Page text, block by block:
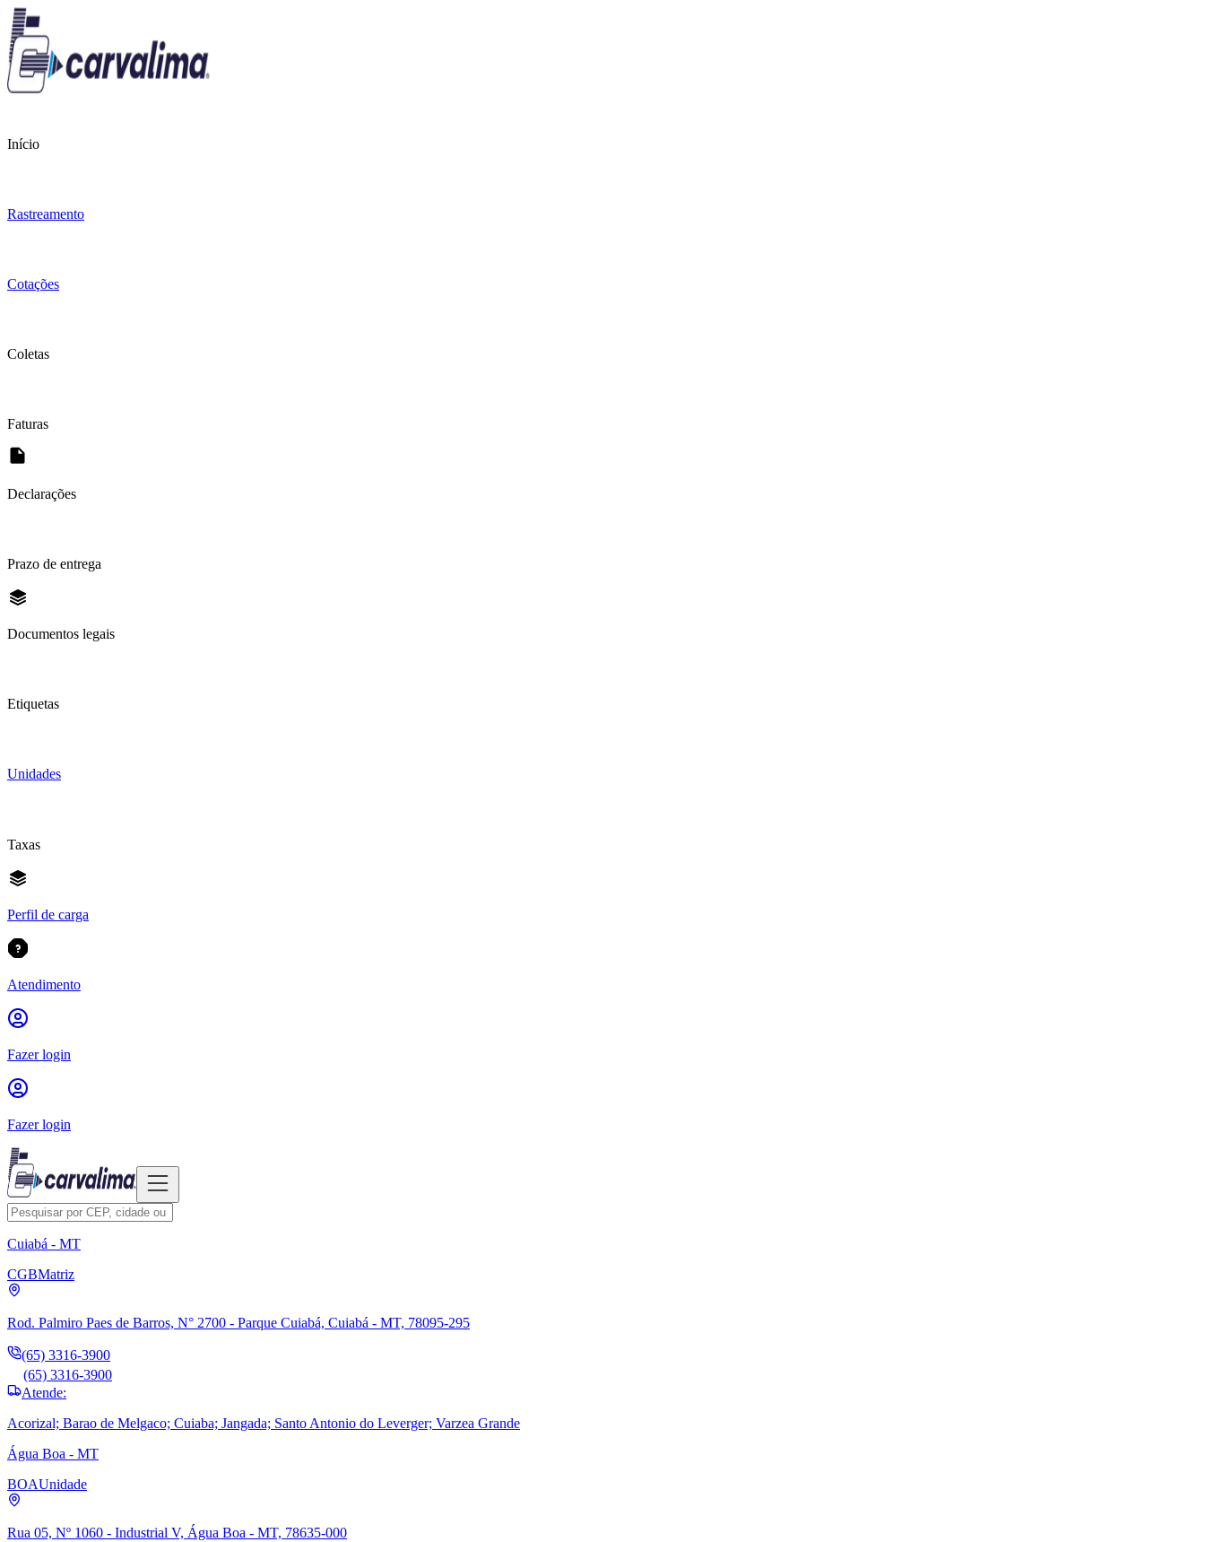
Início
Rastreamento
Cotações
Coletas
Faturas
Declarações
Prazo de entrega
Documentos legais
Etiquetas
Unidades
Taxas
Perfil de carga
Atendimento
Fazer login
Fazer login
Cuiabá - MT
CGBMatriz
Rod. Palmiro Paes de Barros, N° 2700 - Parque Cuiabá, Cuiabá - MT, 78095-295
(65) 3316-3900
(65) 3316-3900
Atende:
Acorizal; Barao de Melgaco; Cuiaba; Jangada; Santo Antonio do Leverger; Varzea Grande
Água Boa - MT
BOAUnidade
Rua 05, Nº 1060 - Industrial V, Água Boa - MT, 78635-000